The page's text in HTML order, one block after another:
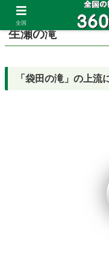
ホーム 茨城県
生瀬の滝
「袋田の滝」の上流
全国